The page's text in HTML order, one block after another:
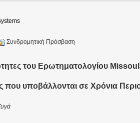
Συνδρομητική Πρόσβαση
του Ερωτηματολογίου
που υποβάλλονται σε Χρόνια